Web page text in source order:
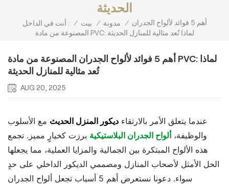
الحديثة
أنت في الداخل : / بيت / مدونة / أهم 5 فوائد لألواح الجدران
المصنوعة من مادة PVC: لماذا تُعد مثالية للمنازل الحديثة
أهم 5 فوائد لألواح الجدران المصنوعة من مادة PVC: لماذا
تُعد مثالية للمنازل الحديثة
AUG 20, 2025
عندما يتعلق الأمر بالارتقاء ديكور المنزل الحديث مع الأسلوب
والوظيفة،ألواح الجدران البلاستيكية برزت كخيارٍ مميز. تجمع
هذه الألواح المبتكرة بين الجمالية والمزايا العملية، مما يجعلها
الحل الأمثل لأصحاب المنازل ومصممي الديكور الداخلي على حدٍ
سواء. دعونا نستعرض أهم 5 أسباب تجعل ألواح الجدران